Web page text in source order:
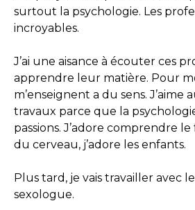
surtout la psychologie. Les
incroyables.
J’ai une aisance à écouter ces
apprendre leur matière. Pour
m’enseignent a du sens. J’aime
travaux parce que la
passions. J’adore comprendre
du cerveau, j’adore les enfants.
Plus tard, je vais travailler avec
sexologue.